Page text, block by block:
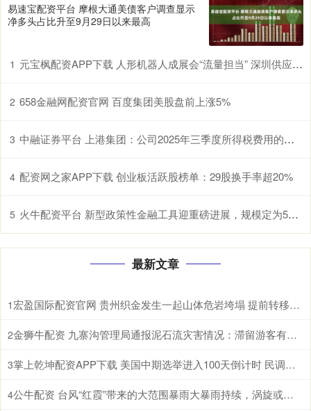
易速宝配资平台 摩根大通美债客户调查显示
净多头占比升至9月29日以来最高
1 元宝枫配资APP下载 人形机器人成展会“流量担当” 深圳供应链赋能具身智能产业升级
2 658金融网配资官网 百度集团美股盘前上涨5%
3 中融证券平台 上港集团：公司2025年三季度所得税费用的增长主要是公司的盈利增长
4 配资网之家APP下载 创业板活跃股榜单：29股换手率超20%
5 火牛配资平台 新型政策性金融工具迎重磅进展，规模定为5000亿，专家称可撬动投资10倍以上
最新文章
1 宏盈国际配资官网 贵州织金发生一起山体危岩垮塌 提前转移未造成人员伤亡
2 金狮牛配资 九寨沟管理局通报泥石流灾害情况：滞留游客有序撤离，无人员伤亡
3 掌上乾坤配资APP下载 美国中期选举进入100天倒计时 民调显示特朗普支持率处于低位
4 公牛配资 台风“红霞”带来的大范围暴雨大暴雨持续，涡旋或在陆地维持较长时间，强降雨北上